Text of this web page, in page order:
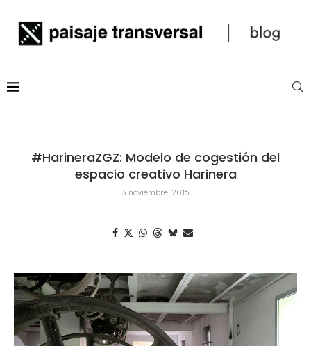
#HarineraZGZ: Modelo de cogestión del
espacio creativo Harinera
3 noviembre, 2015